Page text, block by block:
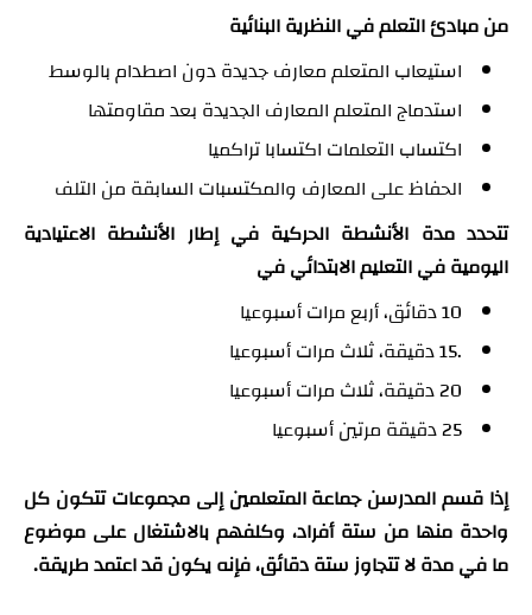
من مبادئ التعلم في النظرية البنائية
استيعاب المتعلم معارف جديدة دون اصطدام بالوسط
استدماج المتعلم المعارف الجديدة بعد مقاومتها
اكتساب التعلمات اكتسابا تراكميا
الحفاظ على المعارف والمكتسبات السابقة من التلف
تتحدد مدة الأنشطة الحركية في إطار الأنشطة الاعتيادية
اليومية في التعليم الابتدائي في
10 دقائق، أربع مرات أسبوعيا
.15 دقيقة، ثلاث مرات أسبوعيا
20 دقيقة، ثلاث مرات أسبوعيا
25 دقيقة مرتين أسبوعيا
إذا قسم المدرسن جماعة المتعلمين إلى مجموعات تتكون كل
واحدة منها من ستة أفراد، وكلفهم بالاشتغال على موضوع
ما في مدة لا تتجاوز ستة دقائق، فإنه يكون قد اعتمد طريقة.